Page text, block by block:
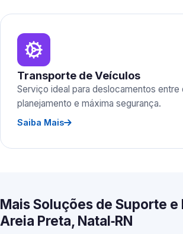
Transporte de Veículos
Serviço ideal para deslocamentos entre
planejamento e máxima segurança.
Saiba Mais
Mais Soluções de Suporte e
Areia Preta, Natal‑RN